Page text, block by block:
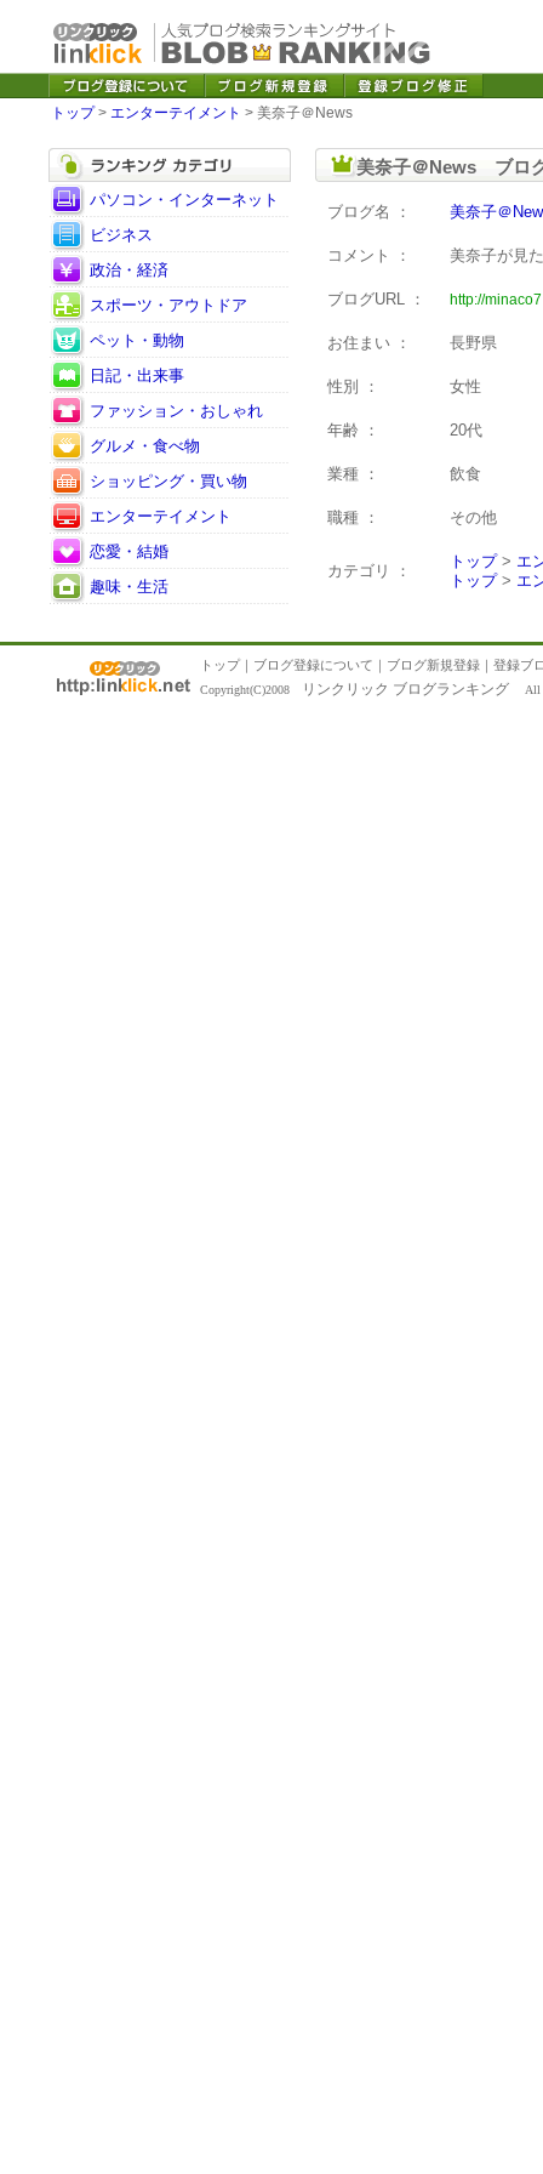
トップ> エンターテイメント > 美奈子＠News
パソコン・インターネット
ビジネス
政治・経済
スポーツ・アウトドア
ペット・動物
日記・出来事
ファッション・おしゃれ
グルメ・食べ物
ショッピング・買い物
エンターテイメント
恋愛・結婚
趣味・生活
美奈子＠News ブロ
ブログ名 ： 美奈子＠
コメント ： 美奈子が見
ブログURL ： http://
お住まい ： 長野県
性別 ： 女性
年齢 ： 20代
業種 ： 飲食
職種 ： その他
カテゴリ ：
トップ> エ
トップ> エ
トップ｜ ブログ登録について ｜ ブログ新規登録 ｜ 登録ブ
Copyright(C)2008 リンクリック ブログランキング All